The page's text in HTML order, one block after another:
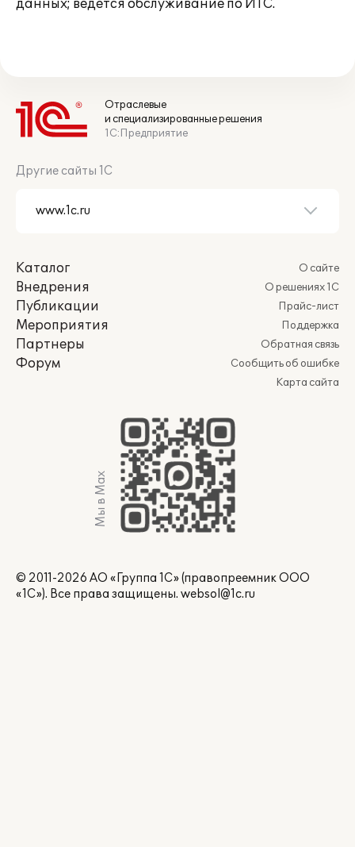
данных; ведется обслуживание по ИТС.
Отраслевые
и специализированные решения
1С:Предприятие
Другие сайты 1С
Каталог
Внедрения
Публикации
Мероприятия
Партнеры
Форум
О сайте
О решениях 1С
Прайс-лист
Поддержка
Обратная связь
Сообщить об ошибке
Карта сайта
Мы в Max
© 2011-2026 АО «Группа 1С» (правопреемник ООО
«1С»). Все права защищены. websol@1c.ru